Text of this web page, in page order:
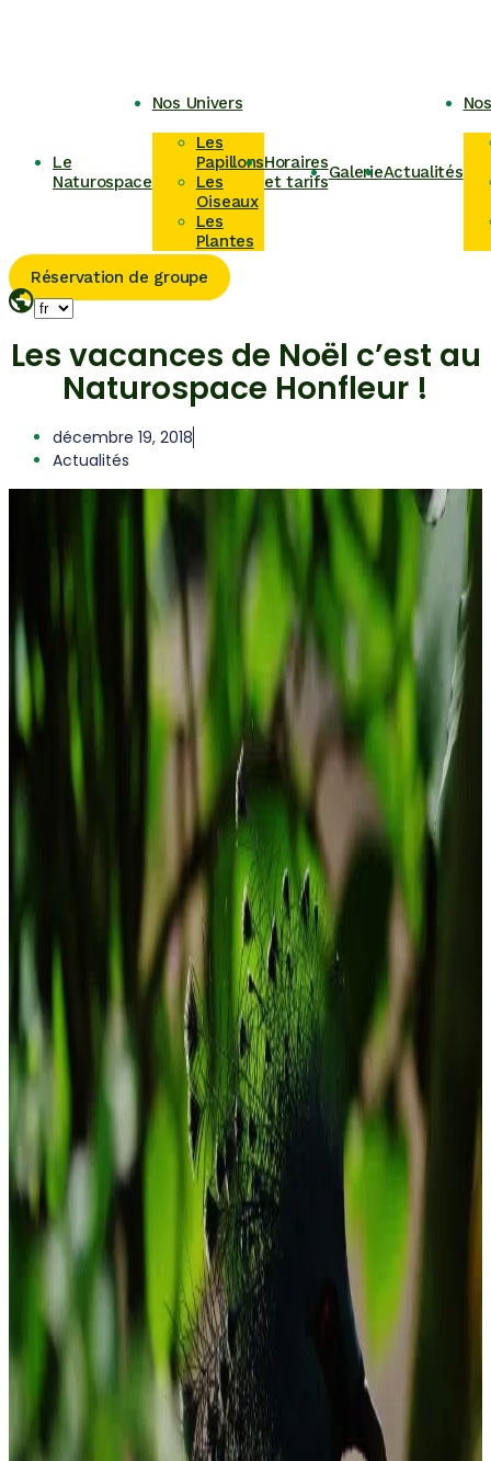
Le
Naturospace
Nos Univers
Les
Papillons
Les
Oiseaux
Les
Plantes
Horaires
et tarifsGalerieActualités
Réservation de groupe
Les vacances de Noël c’est au
Naturospace Honfleur !
décembre 19, 2018
Actualités